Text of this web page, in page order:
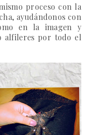
proceso con la
ayudándonos con
en la imagen y
alfileres por todo el